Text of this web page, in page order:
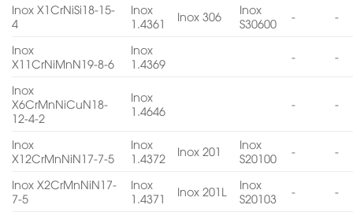
Inox X1CrNiSi18-15-
4
Inox
1.4361
Inox 306
Inox
S30600
- -
Inox
X11CrNiMnN19-8-6
Inox
1.4369
- -
Inox
X6CrMnNiCuN18-
12-4-2
Inox
1.4646
- -
Inox
X12CrMnNiN17-7-5
Inox
1.4372
Inox 201
Inox
S20100
- -
Inox X2CrMnNiN17-
7-5
Inox
1.4371
Inox 201L
Inox
S20103
- -